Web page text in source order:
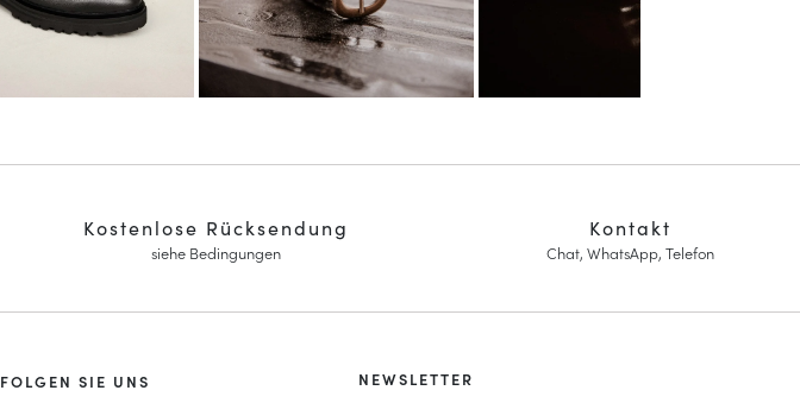
Kostenlose Rücksendung
siehe Bedingungen
Kontakt
Chat, WhatsApp, Telefon
FOLGEN SIE UNS NEWSLETTER